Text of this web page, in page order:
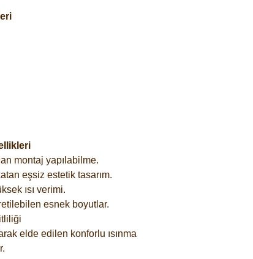
montaj yapılabilme.
eşsiz estetik tasarım.
ısı verimi.
esnek boyutlar.
elde edilen konforlu ısınma